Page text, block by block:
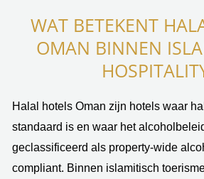
WAT BETEKENT
OMAN BINNEN
Halal hotels Oman zijn hotels waar
standaard is en waar het
geclassificeerd als property-wide
compliant. Binnen islamitisch